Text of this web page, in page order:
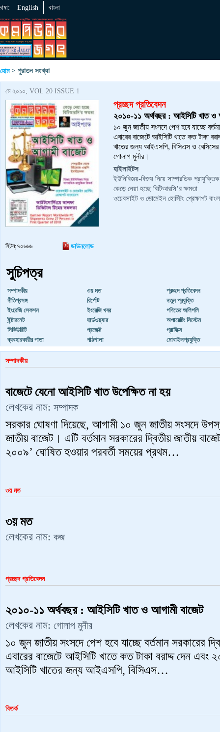
English বাংলা
হোম> পুরাতন সংখ্যা
মে ২০১০, VOL 20 ISSUE 1
হিটস্:৭০৬৬৬ ডাউনলোড
প্রচ্ছদ প্রতিবেদন
২০১০-১১ অর্থবছর : আইসিটি খাত ও
১০ জুন জাতীয় সংসদে পেশ হবে যাচ্ছে
এবারের বাজেটে আইসিটি খাতে কত টাকা
খাতের জন্য আইএসপি, বিসিএস ও বেসিসের
গোলাপ মুনীর।
হাইলাইটস
ইউনিবিজয়-বিজয় নিয়ে সাম্প্রতিক প্রাযুক্তিক
কেড়ে নেয়া হচ্ছে বিটিআরসি’র ক্ষমতা
ওয়েবসাইট ও ডোমেইন হোস্টিং প্রেক্ষাপট
সুচিপত্র
সম্পাদকীয় ৩য় মত
প্রচ্ছদ প্রতিবেদন
নীতিপ্রসঙ্গ
রির্পোট
নতুন প্রযুক্তি
ইংরেজি সেকশন
ইংরেজি খবর
গণিতের অলিগলি
ইন্টারনেট
হার্ডওয়্যার
অপারেটিং সিস্টেম
সিকিউরিটি
প্রজেক্ট
গ্রাফিক্স
ব্যবহারকারীর পাতা
পাঠশালা মোবাইলপ্রযুক্তি
সম্পাদকীয়
বাজেটে যেনো আইসিটি খাত উপেক্ষিত না হয়
লেখকের নাম: সম্পাদক
সরকার ঘোষণা দিয়েছে, আগামী ১০ জুন জাতীয় সংসদে
জাতীয় বাজেট। এটি বর্তমান সরকারের দ্বিতীয় জাতীয়
২০০৯’ ঘোষিত হওয়ার পরবর্তী সময়ের প্রথম…
৩য় মত
৩য় মত
লেখকের নাম: কজ
প্রচ্ছদ প্রতিবেদন
২০১০-১১ অর্থবছর : আইসিটি খাত ও আগামী বাজেট
লেখকের নাম: গোলাপ মুনীর
১০ জুন জাতীয় সংসদে পেশ হবে যাচ্ছে বর্তমান সরকারের
এবারের বাজেটে আইসিটি খাতে কত টাকা বরাদ্দ দেন এবং
আইসিটি খাতের জন্য আইএসপি, বিসিএস…
বিতর্ক